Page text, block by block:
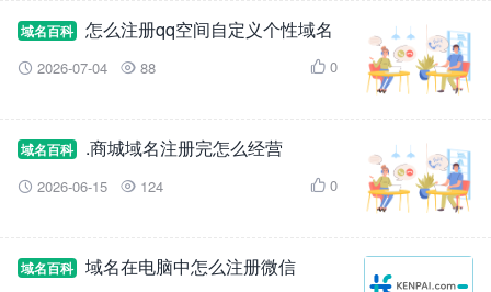
域名百科 怎么注册qq空间自定义个性域名
 2026-07-04  88  0
域名百科 .商城域名注册完怎么经营
 2026-06-15  124  0
域名百科 域名在电脑中怎么注册微信